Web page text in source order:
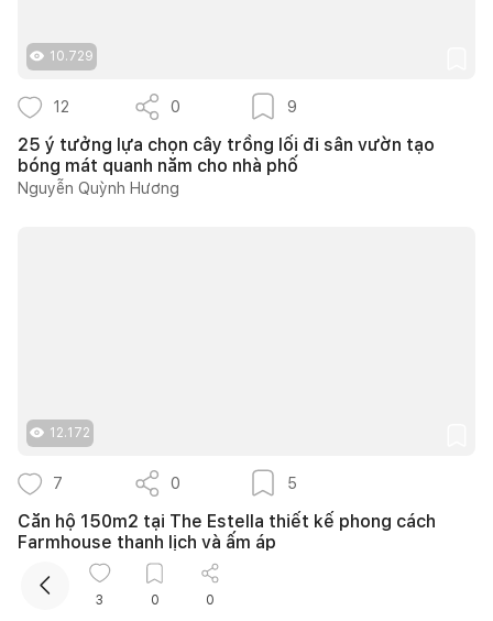
10.729
12 0 9
25 ý tưởng lựa chọn cây trồng lối đi sân vườn tạo
bóng mát quanh năm cho nhà phố
Nguyễn Quỳnh Hương
12.172
7 0 5
Căn hộ 150m2 tại The Estella thiết kế phong cách
Farmhouse thanh lịch và ấm áp
139DESIGN
3 0 0